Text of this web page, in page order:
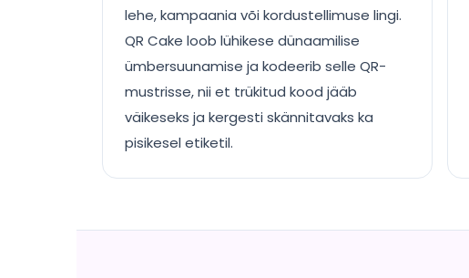
lehe, kampaania või kordustellimuse lingi.
QR Cake loob lühikese dünaamilise
ümbersuunamise ja kodeerib selle QR-
mustrisse, nii et trükitud kood jääb
väikeseks ja kergesti skännitavaks ka
pisikesel etiketil.